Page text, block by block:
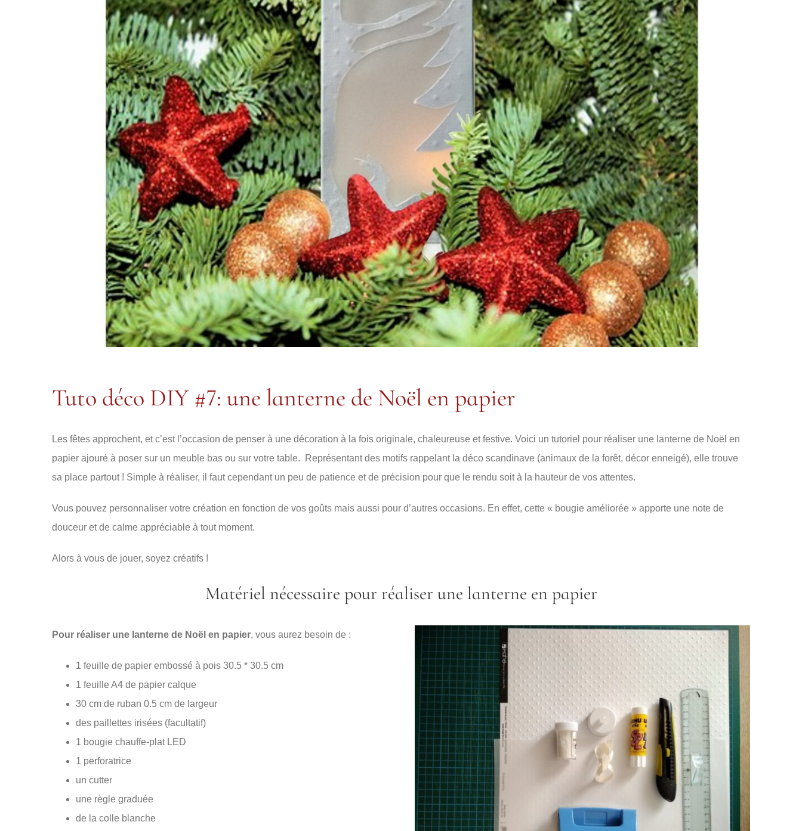
Tuto déco DIY #7: une lanterne de Noël en papier
Les fêtes approchent, et c’est l’occasion de penser à une décoration à la fois originale, chaleureuse et festive. Voici un tutoriel pour réaliser une lanterne de Noël en
papier ajouré à poser sur un meuble bas ou sur votre table. Représentant des motifs rappelant la déco scandinave (animaux de la forêt, décor enneigé), elle trouve
sa place partout ! Simple à réaliser, il faut cependant un peu de patience et de précision pour que le rendu soit à la hauteur de vos attentes.
Vous pouvez personnaliser votre création en fonction de vos goûts mais aussi pour d’autres occasions. En effet, cette « bougie améliorée » apporte une note de
douceur et de calme appréciable à tout moment.
Alors à vous de jouer, soyez créatifs !
Matériel nécessaire pour réaliser une lanterne en papier
Pour réaliser une lanterne de Noël en papier, vous aurez besoin de :
1 feuille de papier embossé à pois 30.5 * 30.5 cm
1 feuille A4 de papier calque
30 cm de ruban 0.5 cm de largeur
des paillettes irisées (facultatif)
1 bougie chauffe-plat LED
1 perforatrice
un cutter
une règle graduée
de la colle blanche